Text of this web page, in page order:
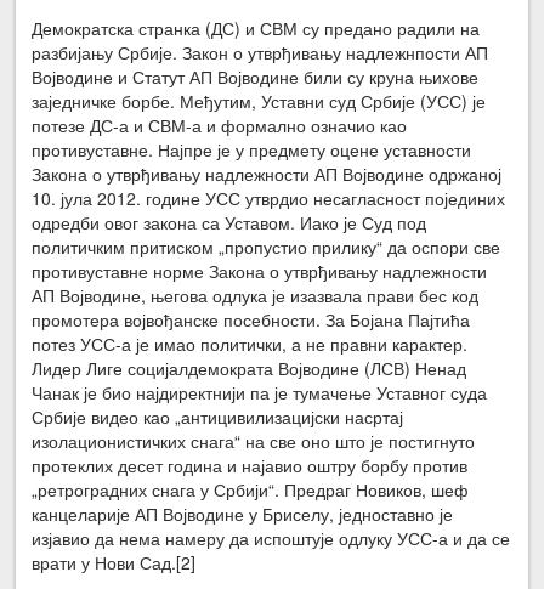
Демократска странка (ДС) и СВМ су предано радили на
разбијању Србије. Закон о утврђивању надлежнпости АП
Војводине и Статут АП Војводине били су круна њихове
заједничке борбе. Међутим, Уставни суд Србије (УСС) је
потезе ДС-а и СВМ-а и формално означио као
противуставне. Најпре је у предмету оцене уставности
Закона о утврђивању надлежности АП Војводине одржаној
10. јула 2012. године УСС утврдио несагласност појединих
одредби овог закона са Уставом. Иако је Суд под
политичким притиском „пропустио прилику“ да оспори све
противуставне норме Закона о утврђивању надлежности
АП Војводине, његова одлука је изазвала прави бес код
промотера војвођанске посебности. За Бојана Пајтића
потез УСС-а је имао политички, а не правни карактер.
Лидер Лиге социјалдемократа Војводине (ЛСВ) Ненад
Чанак је био најдиректнији па је тумачење Уставног суда
Србије видео као „антицивилизацијски насртај
изолационистичких снага“ на све оно што је постигнуто
протеклих десет година и најавио оштру борбу против
„ретроградних снага у Србији“. Предраг Новиков, шеф
канцеларије АП Војводине у Бриселу, једноставно је
изјавио да нема намеру да испоштује одлуку УСС-а и да се
врати у Нови Сад.[2]